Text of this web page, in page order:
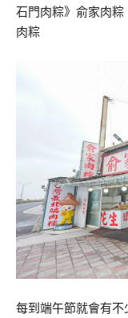
石門肉粽》俞家肉
肉粽
每到端午節就會有